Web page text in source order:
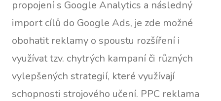
propojení s Google Analytics a následný
import cílů do Google Ads, je zde možné
obohatit reklamy o spoustu rozšíření i
využívat tzv. chytrých kampaní či různých
vylepšených strategií, které využívají
schopnosti strojového učení. PPC reklama